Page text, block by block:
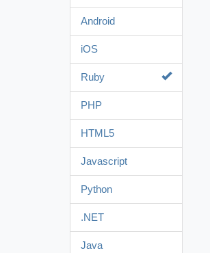
Android
iOS
Ruby
PHP
HTML5
Javascript
Python
.NET
Java